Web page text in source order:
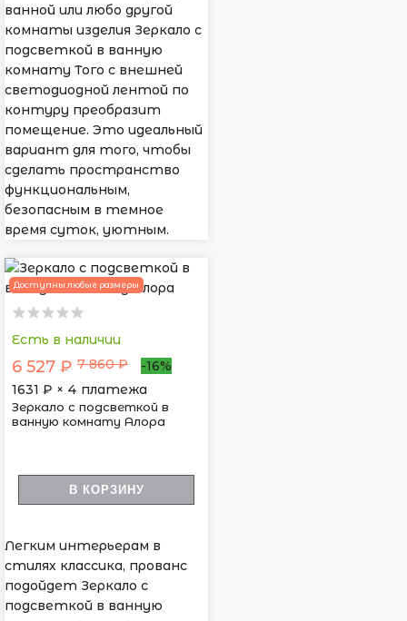
ванной или любо другой
комнаты изделия Зеркало с
подсветкой в ванную
комнату Того с внешней
светодиодной лентой по
контуру преобразит
помещение. Это идеальный
вариант для того, чтобы
сделать пространство
функциональным,
безопасным в темное
время суток, уютным.
Доступны любые размеры
Есть в наличии
6 527 ₽ 7 860 ₽
-16%
1631 ₽ × 4 платежа
Зеркало с подсветкой в
ванную комнату Алора
В КОРЗИНУ
Легким интерьерам в
стилях классика, прованс
подойдет Зеркало с
подсветкой в ванную